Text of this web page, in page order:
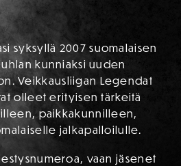
syksyllä 2007 suomalaisen
kunniaksi uuden
Veikkausliigan Legendat
olleet erityisen tärkeitä
paikkakunnilleen,
jalkapalloilulle.
vaan jäsenet